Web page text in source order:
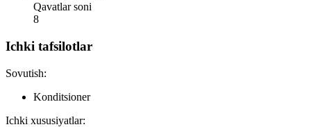
Qavatlar soni
8
Ichki tafsilotlar
Sovutish:
Konditsioner
Ichki xususiyatlar: